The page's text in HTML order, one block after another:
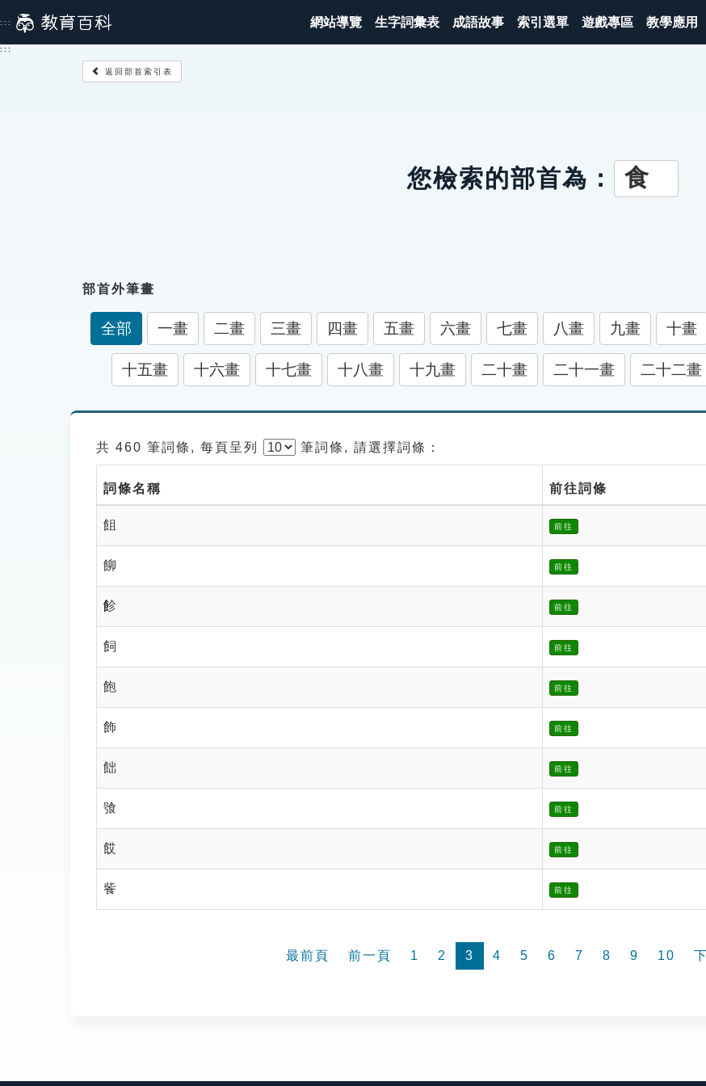
到
主
::: 網站導覽 生字詞彙表 成語故事 索引選單 遊戲專區 教學應用
:::
返回部首索引表
您檢索的部首為： 食
部首外筆畫
全部 一畫 二畫 三畫 四畫 五畫 六畫 七畫 八畫 九畫 十畫
十五畫 十六畫 十七畫 十八畫 十九畫 二十畫 二十一畫 二十二畫
共 460 筆詞條, 每頁呈列 筆詞條, 請選擇詞條：
詞條名稱 前往詞條
飷 前往
飹 前往
飻 前往
飼 前往
飽 前往
飾 前往
飿 前往
飸 前往
餀 前往
飺 前往
最前頁 前一頁 1 2 3 4 5 6 7 8 9 10